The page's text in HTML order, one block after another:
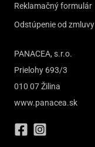
Reklamačný formulár
Odstúpenie od zmluvy
PANACEA, s.r.o.
Prielohy 693/3
010 07 Žilina
www.panacea.sk